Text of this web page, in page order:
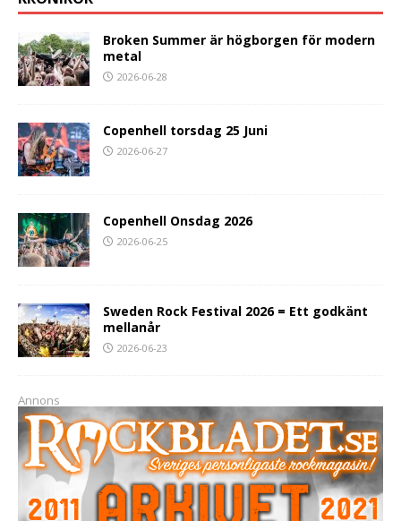
Broken Summer är högborgen för modern
metal
2026-06-28
Copenhell torsdag 25 Juni
2026-06-27
Copenhell Onsdag 2026
2026-06-25
Sweden Rock Festival 2026 = Ett godkänt
mellanår
2026-06-23
Annons